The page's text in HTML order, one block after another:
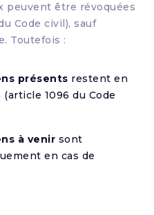
peuvent être révoquées
Code civil), sauf
Toutefois :
présents restent en
1096 du Code
à venir sont
en cas de